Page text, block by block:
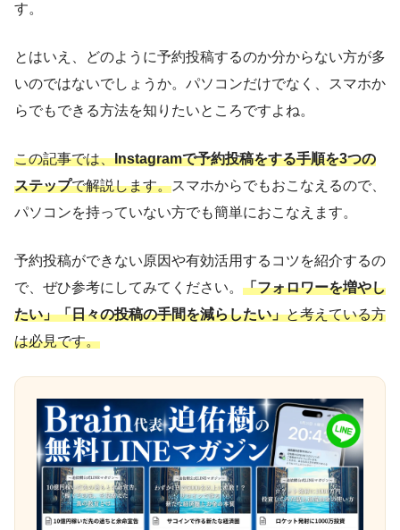
す。
とはいえ、どのように予約投稿するのか分からない方が多
いのではないでしょうか。パソコンだけでなく、スマホか
らでもできる方法を知りたいところですよね。
この記事では、Instagramで予約投稿をする手順を3つの
ステップで解説します。スマホからでもおこなえるので、
パソコンを持っていない方でも簡単におこなえます。
予約投稿ができない原因や有効活用するコツを紹介するの
で、ぜひ参考にしてみてください。 「フォロワーを増やし
たい」「日々の投稿の手間を減らしたい」と考えている方
は必見です。